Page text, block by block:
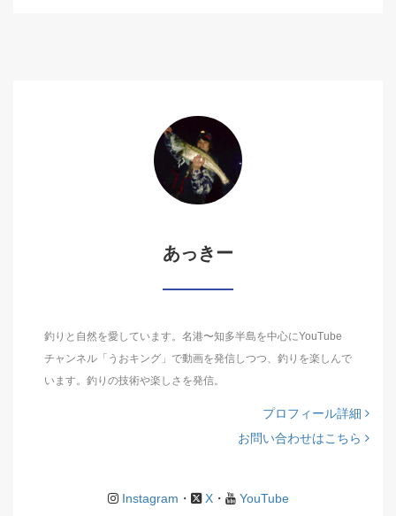
あっきー
釣りと自然を愛しています。名港〜知多半島を中心にYouTube
チャンネル「うおキング」で動画を発信しつつ、釣りを楽しんで
います。釣りの技術や楽しさを発信。
プロフィール詳細
お問い合わせはこちら
Instagram ・ X・ YouTube